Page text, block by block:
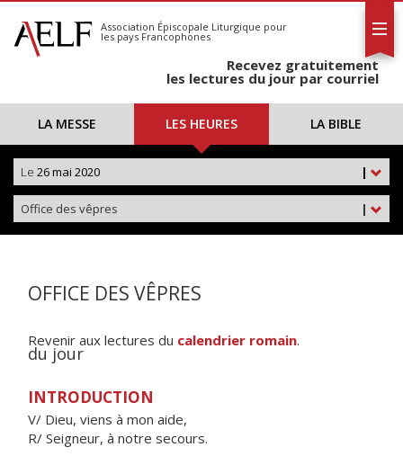
S'abonner
Calendrier
Association Épiscopale Liturgique pour
les pays Francophones
Recevez gratuitement
les lectures du jour par courriel
LA MESSE LES HEURES LA BIBLE
|
Le 26 mai 2020
|
Office des vêpres
OFFICE DES VÊPRES
Revenir aux lectures du calendrier romain.
du jour
INTRODUCTION
V/ Dieu, viens à mon aide,
R/ Seigneur, à notre secours.